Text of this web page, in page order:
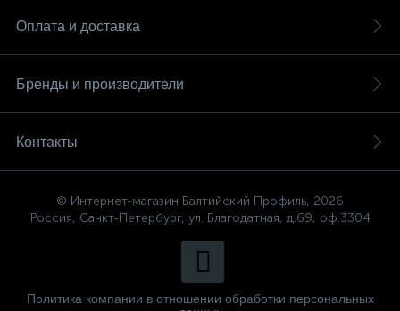
Оплата и доставка
Бренды и производители
Контакты
© Интернет-магазин Балтийский Профиль, 2026
Россия, Санкт-Петербург, ул. Благодатная, д.69, оф.3304
Политика компании в отношении обработки персональных